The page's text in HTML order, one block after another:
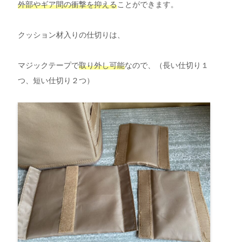
外部やギア間の衝撃を抑えることができます。
クッション材入りの仕切りは、
マジックテープで取り外し可能なので、（長い仕切り１
つ、短い仕切り２つ）